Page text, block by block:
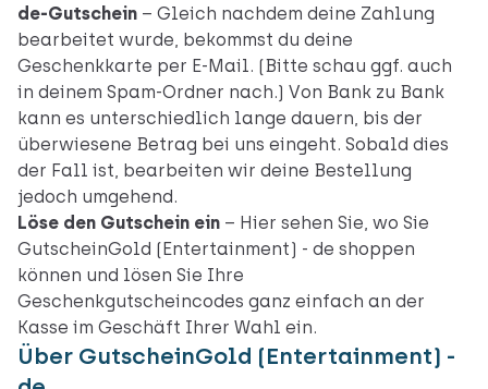
de-Gutschein – Gleich nachdem deine Zahlung
bearbeitet wurde, bekommst du deine
Geschenkkarte per E-Mail. (Bitte schau ggf. auch
in deinem Spam-Ordner nach.) Von Bank zu Bank
kann es unterschiedlich lange dauern, bis der
überwiesene Betrag bei uns eingeht. Sobald dies
der Fall ist, bearbeiten wir deine Bestellung
jedoch umgehend.
Löse den Gutschein ein – Hier sehen Sie, wo Sie
GutscheinGold (Entertainment) - de shoppen
können und lösen Sie Ihre
Geschenkgutscheincodes ganz einfach an der
Kasse im Geschäft Ihrer Wahl ein.
Über GutscheinGold (Entertainment) -